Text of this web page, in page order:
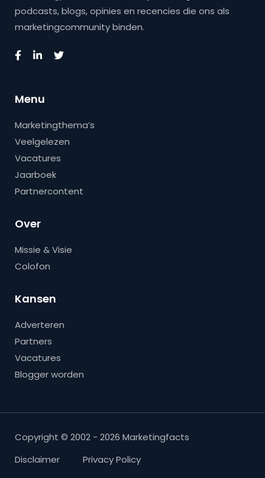
podcasts, blogs, opinies en recencies die ons als
marketingcommunity binden.
Menu
Marketingthema’s
Veelgelezen
Vacatures
Jaarboek
Partnercontent
Over
Missie & Visie
Colofon
Kansen
Adverteren
Partners
Vacatures
Blogger worden
Copyright © 2002 - 2026 Marketingfacts
Disclaimer
Privacy Policy